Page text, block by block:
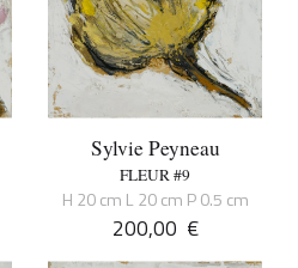
Sylvie Peyneau
FLEUR #9
H 20 cm L 20 cm P 0.5 cm
200,00 €